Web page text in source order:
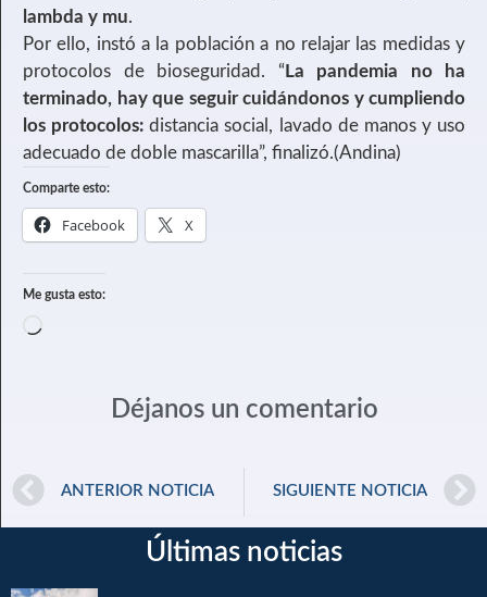
lambda y mu.
Por ello, instó a la población a no relajar las medidas y
protocolos de bioseguridad. “ La pandemia no ha
terminado, hay que seguir cuidándonos y cumpliendo
los protocolos: distancia social, lavado de manos y uso
adecuado de doble mascarilla”, finalizó.(Andina)
Comparte esto:
Facebook X
Me gusta esto:
Déjanos un comentario
ANTERIOR NOTICIA SIGUIENTE NOTICIA
Últimas noticias